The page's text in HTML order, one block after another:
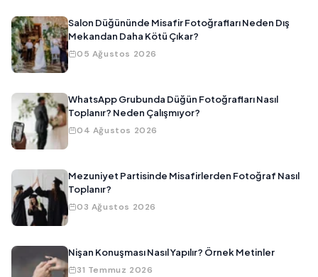
Salon Düğününde Misafir Fotoğrafları Neden Dış
Mekandan Daha Kötü Çıkar?
05 Ağustos 2026
WhatsApp Grubunda Düğün Fotoğrafları Nasıl
Toplanır? Neden Çalışmıyor?
04 Ağustos 2026
Mezuniyet Partisinde Misafirlerden Fotoğraf Nasıl
Toplanır?
03 Ağustos 2026
Nişan Konuşması Nasıl Yapılır? Örnek Metinler
31 Temmuz 2026